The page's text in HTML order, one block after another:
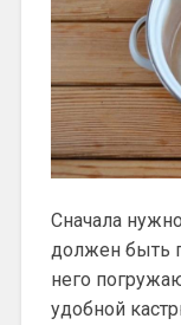
Сначала
должен быть
него
удобной